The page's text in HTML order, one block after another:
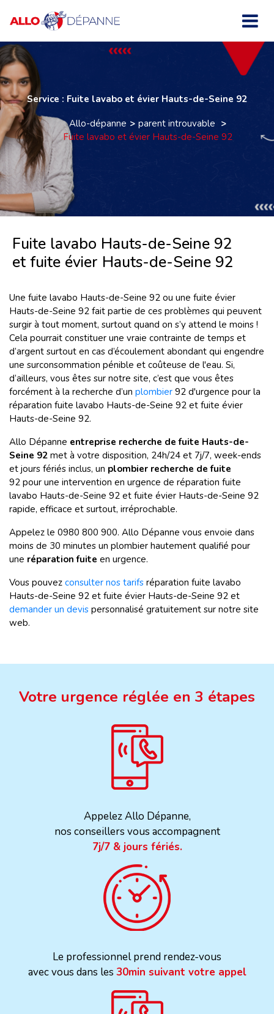
Service : Fuite lavabo et évier Hauts-de-Seine 92
Allo-dépanne
parent introuvable
Fuite lavabo et évier Hauts-de-Seine 92
Fuite lavabo Hauts-de-Seine 92
et fuite évier Hauts-de-Seine 92
Une fuite lavabo Hauts-de-Seine 92 ou une fuite évier
Hauts-de-Seine 92 fait partie de ces problèmes qui peuvent
surgir à tout moment, surtout quand on s’y attend le moins !
Cela pourrait constituer une vraie contrainte de temps et
d’argent surtout en cas d’écoulement abondant qui engendre
une surconsommation pénible et coûteuse de l'eau. Si,
d’ailleurs, vous êtes sur notre site, c’est que vous êtes
forcément à la recherche d’un plombier 92 d'urgence pour la
réparation fuite lavabo Hauts-de-Seine 92 et fuite évier
Hauts-de-Seine 92.
Allo Dépanne entreprise recherche de fuite Hauts-de-
Seine 92 met à votre disposition, 24h/24 et 7j/7, week-ends
et jours fériés inclus, un plombier recherche de fuite
92 pour une intervention en urgence de réparation fuite
lavabo Hauts-de-Seine 92 et fuite évier Hauts-de-Seine 92
rapide, efficace et surtout, irréprochable.
Appelez le 0980 800 900. Allo Dépanne vous envoie dans
moins de 30 minutes un plombier hautement qualifié pour
une réparation fuite en urgence.
Vous pouvez consulter nos tarifs réparation fuite lavabo
Hauts-de-Seine 92 et fuite évier Hauts-de-Seine 92 et
demander un devis personnalisé gratuitement sur notre site
web.
Votre urgence réglée en 3 étapes
Appelez Allo Dépanne,
nos conseillers vous accompagnent
7j/7 & jours fériés.
Le professionnel prend rendez-vous
avec vous dans les 30min suivant votre appel